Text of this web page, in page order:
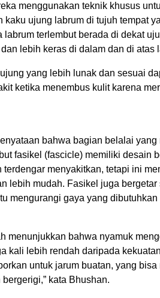
menggunakan teknik khusus
kaku ujung labrum di tujuh tempat
labrum terlembut berada di dekat
lebih keras di dalam dan di atas
yang lebih lunak dan sesuai
ketika menembus kulit karena
bahwa bagian belalai yang
fasikel (fascicle) memiliki desain
terdengar menyakitkan, tetapi ini
lebih mudah. Fasikel juga bergetar
mengurangi gaya yang
menunjukkan bahwa nyamuk
kali lebih rendah daripada
untuk jarum buatan, yang
kata Bhushan.